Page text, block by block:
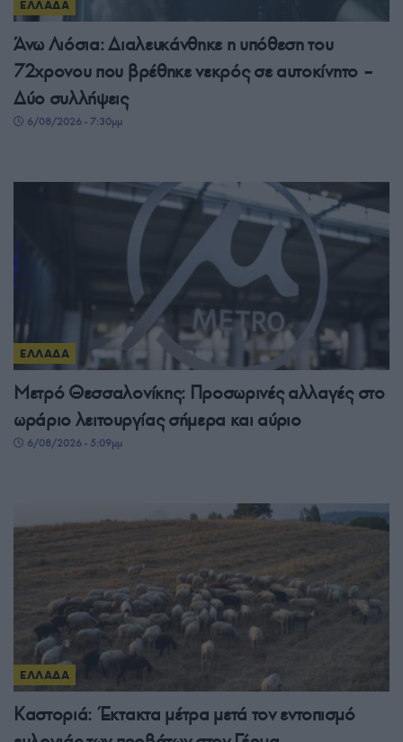
ΕΛΛΑΔΑ
Άνω Λιόσια: Διαλευκάνθηκε η υπόθεση του
72χρονου που βρέθηκε νεκρός σε αυτοκίνητο –
Δύο συλλήψεις
6/08/2026 - 7:30μμ
ΕΛΛΑΔΑ
Μετρό Θεσσαλονίκης: Προσωρινές αλλαγές στο
ωράριο λειτουργίας σήμερα και αύριο
6/08/2026 - 5:09μμ
ΕΛΛΑΔΑ
Καστοριά: Έκτακτα μέτρα μετά τον εντοπισμό